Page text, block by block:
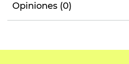
Opiniones (0)